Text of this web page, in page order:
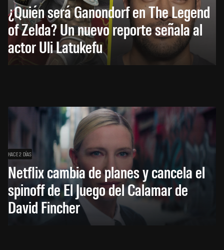
¿Quién será Ganondorf en The Legend
of Zelda? Un nuevo reporte señala al
actor Uli Latukefu
HACE 2 DÍAS
Netflix cambia de planes y cancela el
spinoff de El Juego del Calamar de
David Fincher